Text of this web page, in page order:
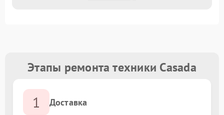
Этапы ремонта техники Casada
1 Доставка